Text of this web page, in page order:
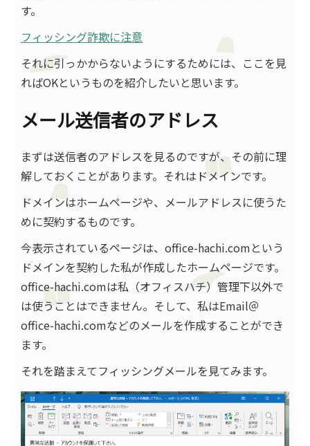
す。
フィッシング詐欺に注意
それに引っかからないようにするためには、ここを見
ればOKというものを紹介したいと思います。
メール送信者のアドレス
まずは送信者のアドレスを見るのですが、その前に理
解しておくことがあります。それはドメインです。
ドメインはホームページや、メールアドレスに使うた
めに契約するものです。
今表示されているページは、office-hachi.comという
ドメインを契約した私が作成したホームページです。
office-hachi.comは私（オフィスハチ）管理下以外で
は使うことはできません。そして、私はEmail＠
office-hachi.comなどのメールを作成することができ
ます。
それを踏まえてフィッシングメールを見てみます。